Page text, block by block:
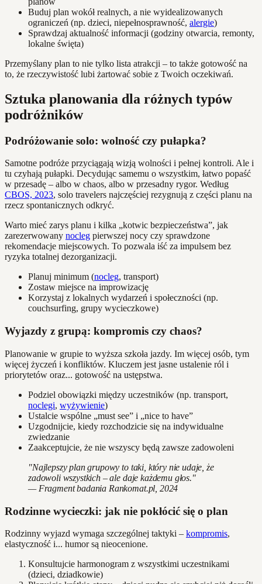
Buduj plan wokół realnych, a nie wyidealizowanych
ograniczeń (np. dzieci, niepełnosprawność, alergie)
Sprawdzaj aktualność informacji (godziny otwarcia, remonty,
lokalne święta)
Przemyślany plan to nie tylko lista atrakcji – to także gotowość na
to, że rzeczywistość lubi żartować sobie z Twoich oczekiwań.
Sztuka planowania dla różnych typów
podróżników
Podróżowanie solo: wolność czy pułapka?
Samotne podróże przyciągają wizją wolności i pełnej kontroli. Ale i
tu czyhają pułapki. Decydując samemu o wszystkim, łatwo popaść
w przesadę – albo w chaos, albo w przesadny rygor. Według
CBOS, 2023, solo travelers najczęściej rezygnują z części planu na
rzecz spontanicznych odkryć.
Warto mieć zarys planu i kilka „kotwic bezpieczeństwa”, jak
zarezerwowany nocleg pierwszej nocy czy sprawdzone
rekomendacje miejscowych. To pozwala iść za impulsem bez
ryzyka totalnej dezorganizacji.
Planuj minimum (nocleg, transport)
Zostaw miejsce na improwizację
Korzystaj z lokalnych wydarzeń i społeczności (np.
couchsurfing, grupy wycieczkowe)
Wyjazdy z grupą: kompromis czy chaos?
Planowanie w grupie to wyższa szkoła jazdy. Im więcej osób, tym
więcej życzeń i konfliktów. Kluczem jest jasne ustalenie ról i
priorytetów oraz... gotowość na ustępstwa.
Podziel obowiązki między uczestników (np. transport,
noclegi, wyżywienie)
Ustalcie wspólne „must see” i „nice to have”
Uzgodnijcie, kiedy rozchodzicie się na indywidualne
zwiedzanie
Zaakceptujcie, że nie wszyscy będą zawsze zadowoleni
"Najlepszy plan grupowy to taki, który nie udaje, że
zadowoli wszystkich – ale daje każdemu głos."
— Fragment badania Rankomat.pl, 2024
Rodzinne wycieczki: jak nie pokłócić się o plan
Rodzinny wyjazd wymaga szczególnej taktyki – kompromis,
elastyczność i... humor są nieocenione.
Konsultujcie harmonogram z wszystkimi uczestnikami
(dzieci, dziadkowie)